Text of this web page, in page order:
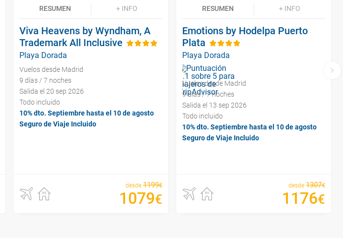
RESUMEN + INFO
Viva Heavens by Wyndham, A
Trademark All Inclusive
Playa Dorada
Vuelos desde Madrid
9 días / 7 noches
Salida el 20 sep 2026
Todo incluido
10% dto. Septiembre hasta el 10 de agosto
Seguro de Viaje Incluido
desde 1199€
1079€
RESUMEN + INFO
Emotions by Hodelpa Puerto
Plata
Playa Dorada
Vuelos desde Madrid
9 días / 7 noches
Salida el 13 sep 2026
Todo incluido
10% dto. Septiembre hasta el 10 de agosto
Seguro de Viaje Incluido
desde 1307€
1176€